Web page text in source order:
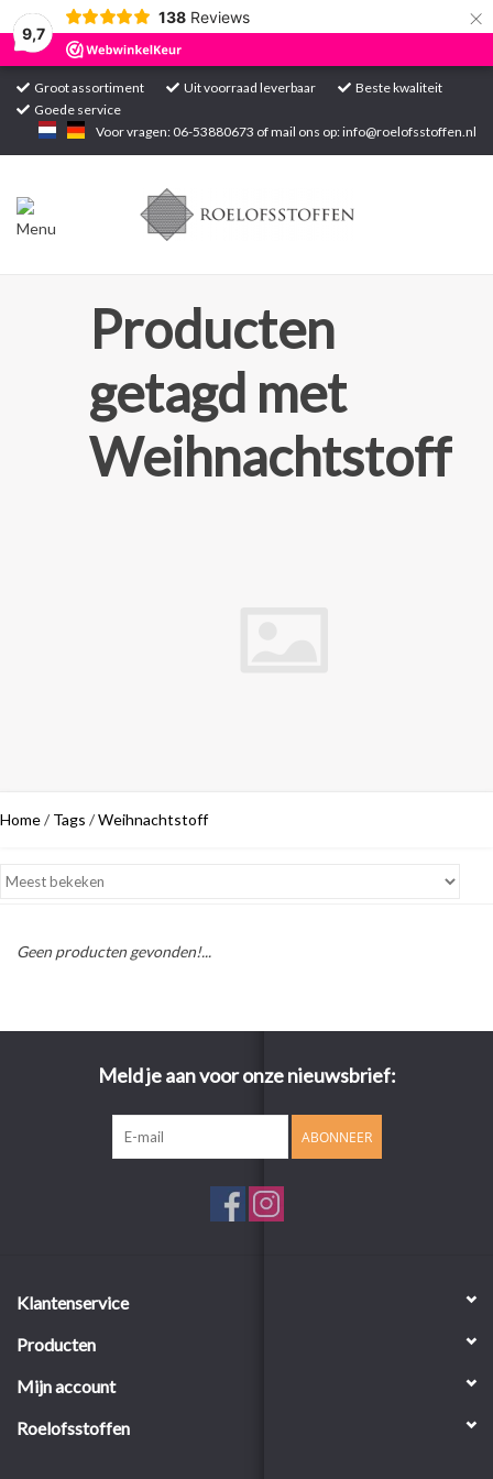
9,7
138 Reviews ×
Groot assortiment Uit voorraad leverbaar
Beste kwaliteit
Goede service
Voor vragen: 06-53880673 of mail ons op:info@roelofsstoffen.nl
Home
Producten
getagd met
Weihnachtstoff
Home/ Tags /Weihnachtstoff
Geen producten gevonden!...
Meld je aan voor onze nieuwsbrief:
ABONNEER
Klantenservice
Producten
Mijn account
Roelofsstoffen